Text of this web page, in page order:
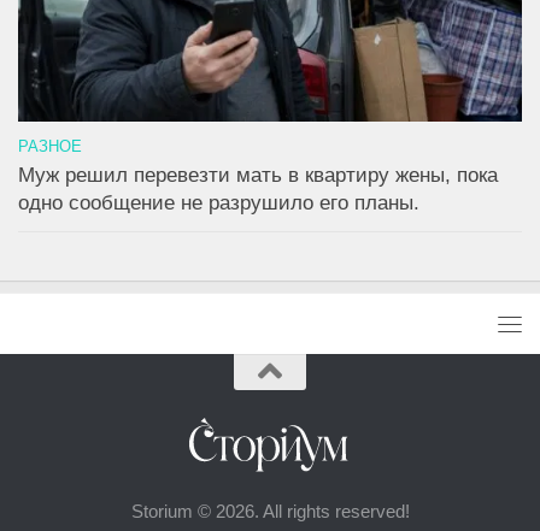
РАЗНОЕ
Муж решил перевезти мать в квартиру жены, пока
одно сообщение не разрушило его планы.
Storium © 2026. All rights reserved!